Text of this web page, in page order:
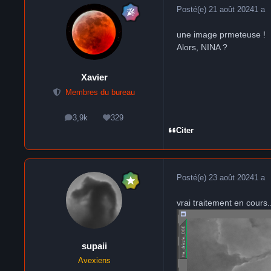
Xavier
Membres du bureau
3,9k
messages329
Réputation
Posté(e) 21 août 20241 a
une image prmeteuse !
Alors, NINA ?
Citer
supaii
Avexiens
Posté(e) 23 août 20241 a
vrai traitement en